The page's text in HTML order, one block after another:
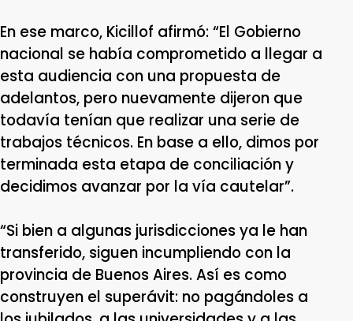
En ese marco, Kicillof afirmó: “El Gobierno
nacional se había comprometido a llegar a
esta audiencia con una propuesta de
adelantos, pero nuevamente dijeron que
todavía tenían que realizar una serie de
trabajos técnicos. En base a ello, dimos por
terminada esta etapa de conciliación y
decidimos avanzar por la vía cautelar”.
“Si bien a algunas jurisdicciones ya le han
transferido, siguen incumpliendo con la
provincia de Buenos Aires. Así es como
construyen el superávit: no pagándoles a